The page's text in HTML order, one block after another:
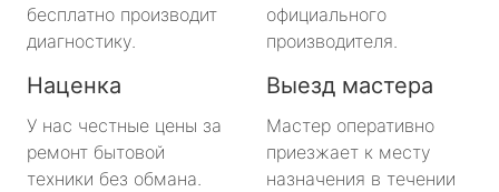
бесплатно производит
диагностику.
официального
производителя.
Наценка
У нас честные цены за
ремонт бытовой
техники без обмана.
Выезд мастера
Мастер оперативно
приезжает к месту
назначения в течении